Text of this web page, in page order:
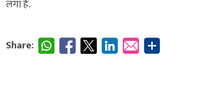
लगा है.
Share: